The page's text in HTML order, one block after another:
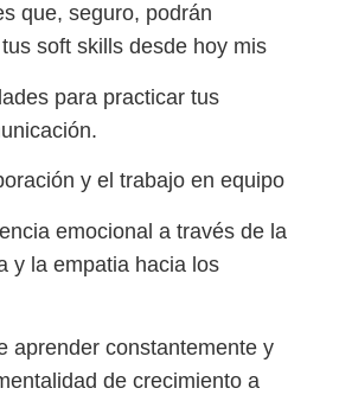
que, seguro, podrán
soft skills desde hoy mis
para practicar tus
y el trabajo en equipo
emocional a través de la
y la empatia hacia los
aprender constantemente y
de crecimiento a